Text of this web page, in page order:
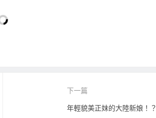
下一篇
年輕貌美正妹的大陸新娘！？